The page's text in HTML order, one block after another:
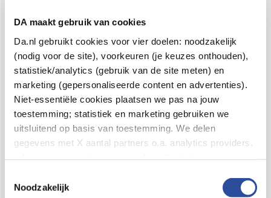
DA maakt gebruik van cookies
Da.nl gebruikt cookies voor vier doelen: noodzakelijk
(nodig voor de site), voorkeuren (je keuzes onthouden),
statistiek/analytics (gebruik van de site meten) en
marketing (gepersonaliseerde content en advertenties).
Niet-essentiële cookies plaatsen we pas na jouw
toestemming; statistiek en marketing gebruiken we
uitsluitend op basis van toestemming. We delen
gegevens met X aantal partners o.a. analytics providers,
en de bewaartermijnen per categorie. Je kunt je keuze op
Noodzakelijk
8.6 uit4.106 reviews
Over DA
Klantenservice
Assortiment
VolgDAop: